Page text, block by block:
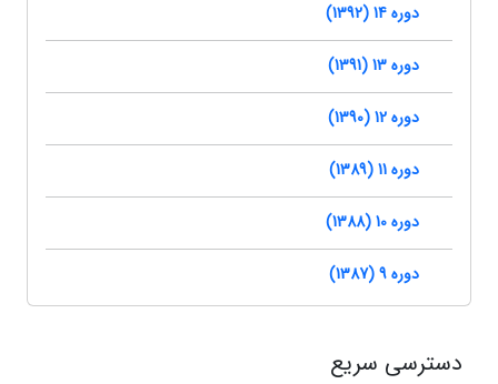
دوره 14 (1392)
دوره 13 (1391)
دوره 12 (1390)
دوره 11 (1389)
دوره 10 (1388)
دوره 9 (1387)
دسترسی سریع